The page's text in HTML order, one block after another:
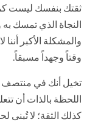
ثقتك بنفسك ليست
النجاة الذي تمسك
والمشكلة الأكبر
وقتاً وجهداً مسبقاً.
تخيل أنك في منتصف
اللحظة بالذات أن
كذلك الثقة؛ لا تُبنى